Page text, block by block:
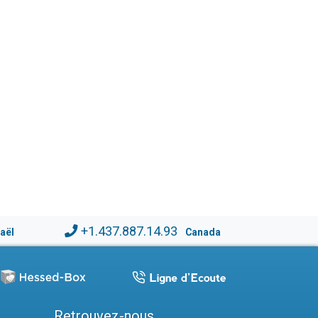
+1.437.887.14.93 Canada